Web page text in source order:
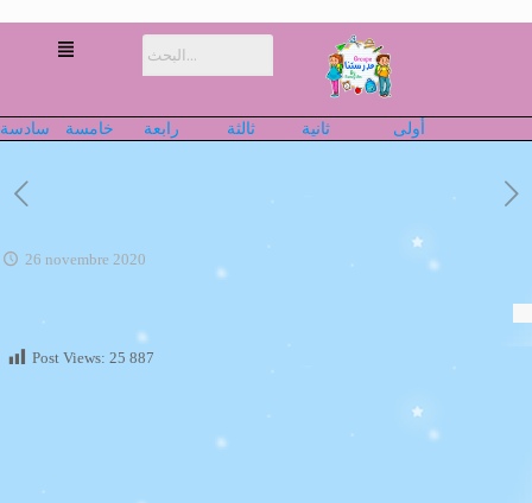
أولى ثانية ثالثة رابعة خامسة سادسة
26 novembre 2020
Post Views: 25 887